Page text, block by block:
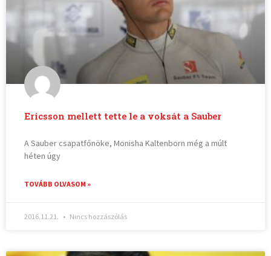
Ericsson mellett tette le a voksát a Sauber
A Sauber csapatfőnöke, Monisha Kaltenborn még a múlt
héten úgy
TOVÁBB OLVASOM »
2016.11.21. Nincs hozzászólás